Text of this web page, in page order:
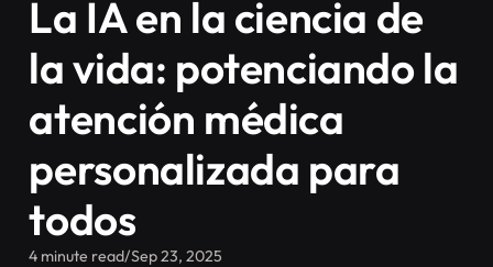
La IA en la ciencia de
la vida: potenciando la
atención médica
personalizada para
todos
4 minute read/Sep 23, 2025